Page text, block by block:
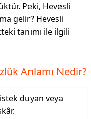
Peki, Hevesli
gelir? Hevesli
tanımı ile ilgili
Anlamı Nedir?
duyan veya